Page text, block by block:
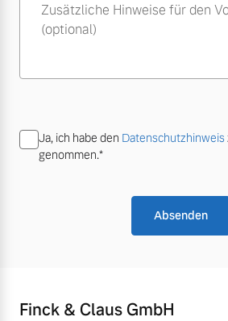
Fahrzeug konfigurieren
Die
Volvo
direkt an.
Entdecken
saisonalen
Zusätzliche Hinweise für den
(optional)
Ja, ich habe den Datenschutzhinweis
genommen.*
Absenden
Finck & Claus GmbH